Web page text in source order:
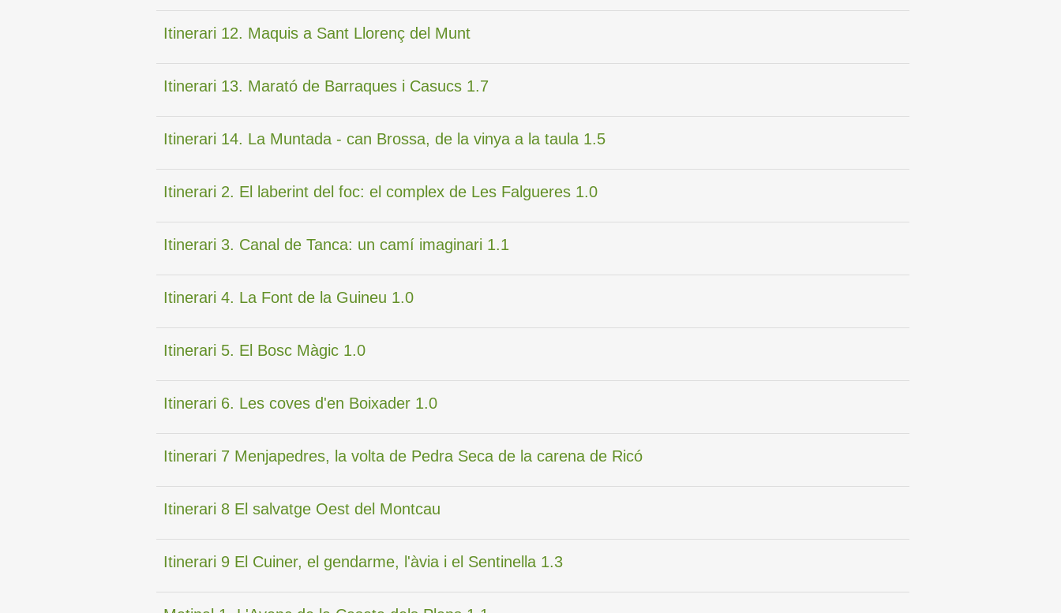
Itinerari 12. Maquis a Sant Llorenç del Munt
Itinerari 13. Marató de Barraques i Casucs 1.7
Itinerari 14. La Muntada - can Brossa, de la vinya a la taula 1.5
Itinerari 2. El laberint del foc: el complex de Les Falgueres 1.0
Itinerari 3. Canal de Tanca: un camí imaginari 1.1
Itinerari 4. La Font de la Guineu 1.0
Itinerari 5. El Bosc Màgic 1.0
Itinerari 6. Les coves d'en Boixader 1.0
Itinerari 7 Menjapedres, la volta de Pedra Seca de la carena de Ricó
Itinerari 8 El salvatge Oest del Montcau
Itinerari 9 El Cuiner, el gendarme, l'àvia i el Sentinella 1.3